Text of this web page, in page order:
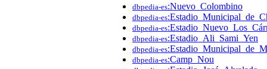
dbpedia-es:Nuevo_Colombino
dbpedia-es
dbpedia-es
dbpedia-es:Estadio_Ali_Sami_Yen
dbpedia-es
dbpedia-es:Camp_Nou